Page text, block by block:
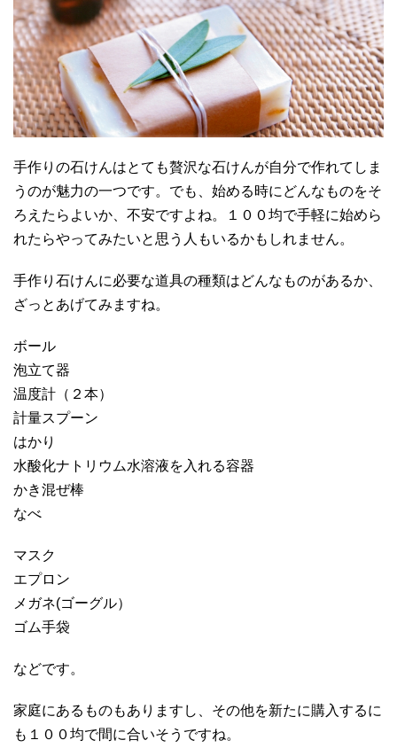
手作りの石けんはとても贅沢な石けんが自分で作れてしま
うのが魅力の一つです。でも、始める時にどんなものをそ
ろえたらよいか、不安ですよね。１００均で手軽に始めら
れたらやってみたいと思う人もいるかもしれません。
手作り石けんに必要な道具の種類はどんなものがあるか、
ざっとあげてみますね。
ボール
泡立て器
温度計（２本）
計量スプーン
はかり
水酸化ナトリウム水溶液を入れる容器
かき混ぜ棒
なべ
マスク
エプロン
メガネ(ゴーグル）
ゴム手袋
などです。
家庭にあるものもありますし、その他を新たに購入するに
も１００均で間に合いそうですね。